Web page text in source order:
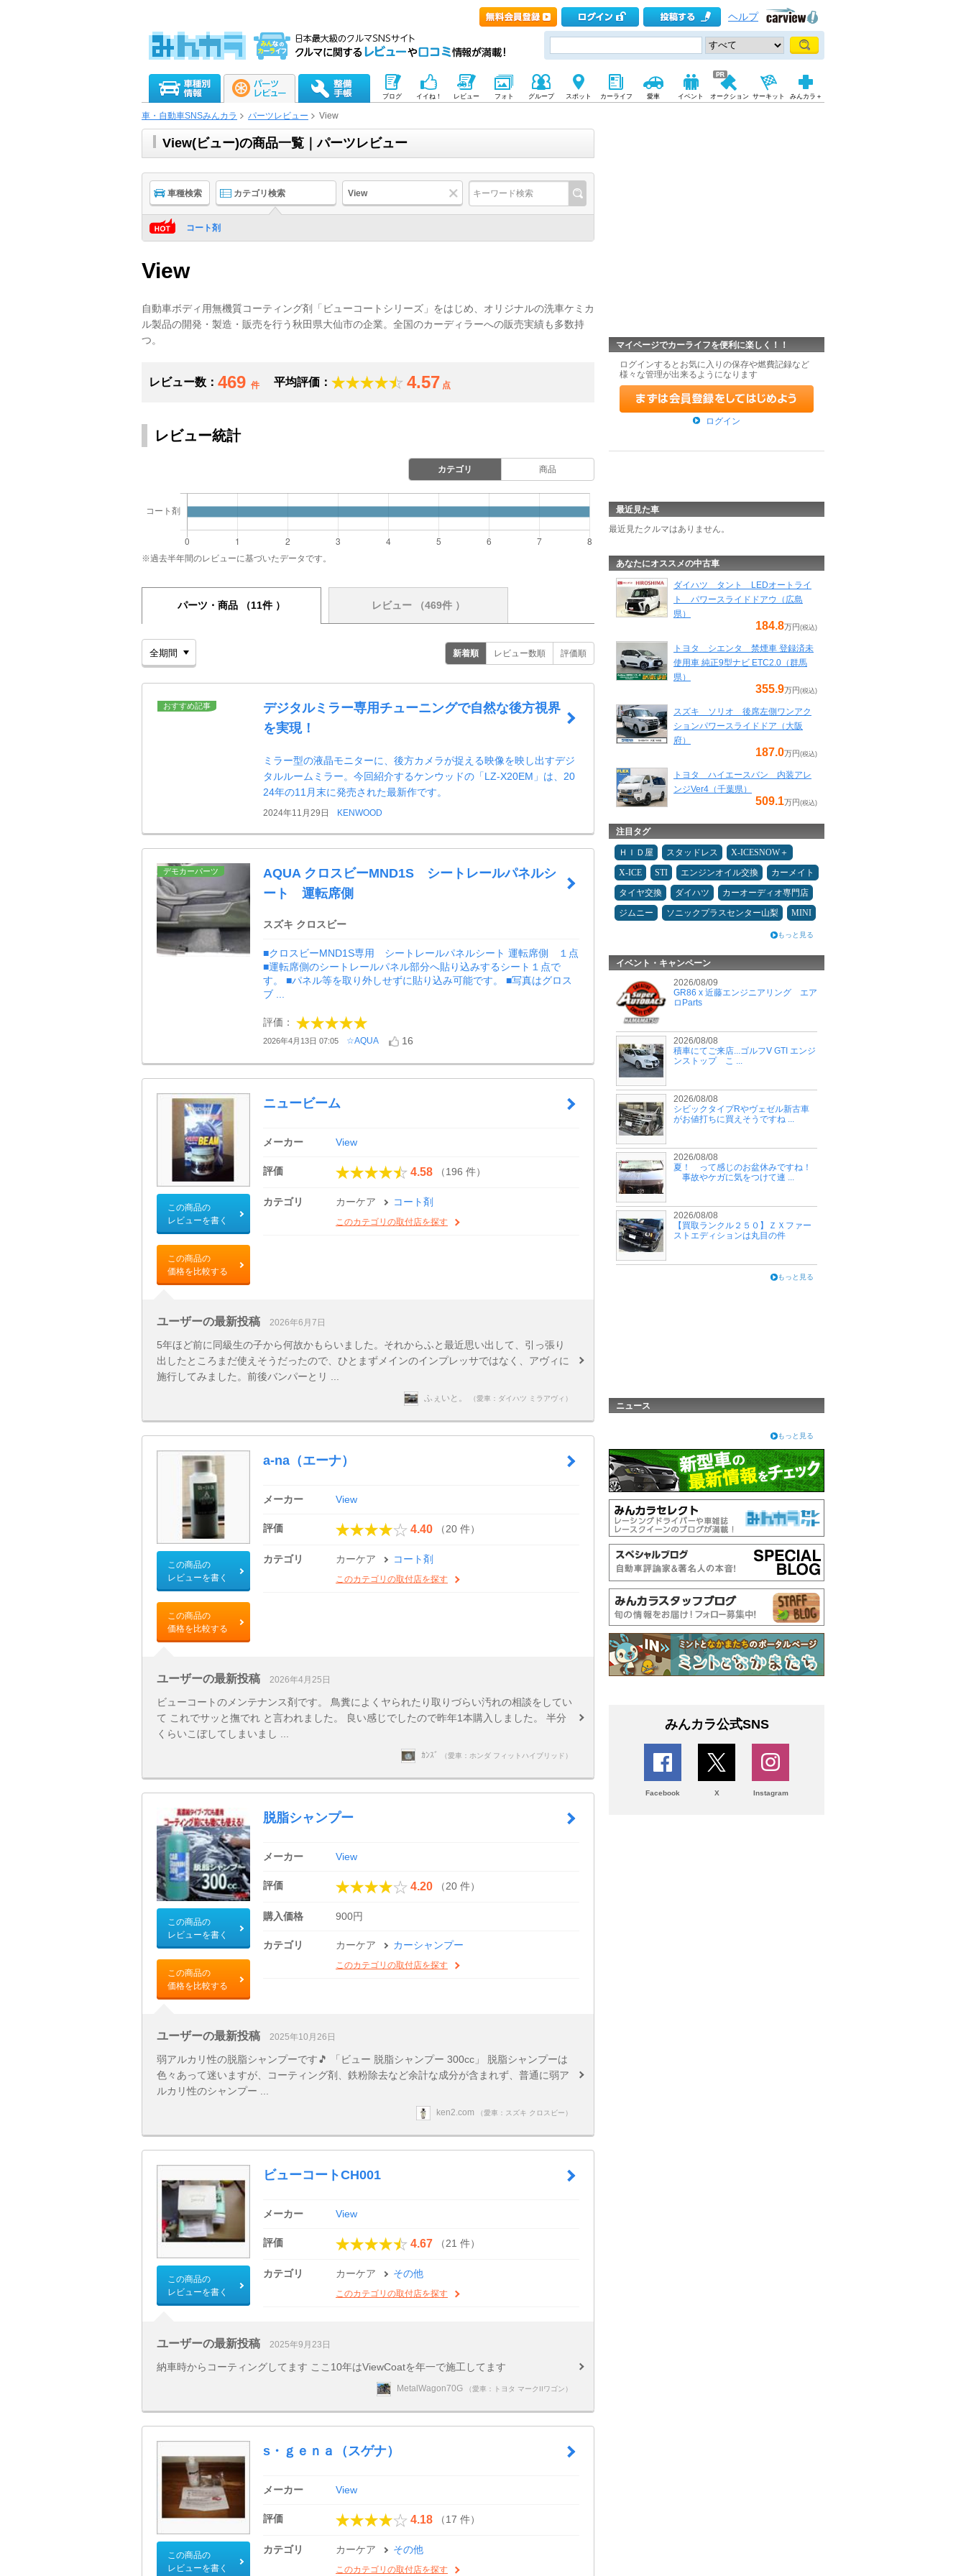
ヘルプ
ブログ イイね！ レビュー フォト グループ スポット カーライフ 愛車 イベント オークション サーキット みんカラ＋
車・自動車SNSみんカラ パーツレビュー View
View(ビュー)の商品一覧｜パーツレビュー
車種検索 カテゴリ検索 View
コート剤
View
自動車ボディ用無機質コーティング剤「ビューコートシリーズ」をはじめ、オリジナルの洗車ケミカ
ル製品の開発・製造・販売を行う秋田県大仙市の企業。全国のカーディラーへの販売実績も多数持
つ。
レビュー数： 469 件 平均評価： 4.57 点
レビュー統計
カテゴリ 商品
※過去半年間のレビューに基づいたデータです。
パーツ・商品 （11件 ） レビュー （469件 ）
新着順 レビュー数順 評価順
おすすめ記事
デジタルミラー専用チューニングで自然な後方視界
を実現！
ミラー型の液晶モニターに、後方カメラが捉える映像を映し出すデジ
タルルームミラー。今回紹介するケンウッドの「LZ-X20EM」は、20
24年の11月末に発売された最新作です。
2024年11月29日 KENWOOD
デモカーパーツ
AQUA クロスビーMND1S シートレールパネルシ
ート 運転席側
スズキ クロスビー
■クロスビーMND1S専用 シートレールパネルシート 運転席側 １点
■運転席側のシートレールパネル部分へ貼り込みするシート１点で
す。 ■パネル等を取り外しせずに貼り込み可能です。 ■写真はグロス
ブ ...
評価：
2026年4月13日 07:05 ☆AQUA 16
この商品の
レビューを書く
この商品の
価格を比較する
ニュービーム
メーカー View
評価 4.58 （196 件）
カテゴリ カーケア コート剤
このカテゴリの取付店を探す
ユーザーの最新投稿 2026年6月7日
5年ほど前に同級生の子から何故かもらいました。それからふと最近思い出して、引っ張り
出したところまだ使えそうだったので、ひとまずメインのインプレッサではなく、アヴィに
施行してみました。前後バンパーとリ ...
ふぇいと。 （愛車：ダイハツ ミラアヴィ）
この商品の
レビューを書く
この商品の
価格を比較する
a-na（エーナ）
メーカー View
評価 4.40 （20 件）
カテゴリ カーケア コート剤
このカテゴリの取付店を探す
ユーザーの最新投稿 2026年4月25日
ビューコートのメンテナンス剤です。 鳥糞によくヤられたり取りづらい汚れの相談をしてい
て これでサッと撫でれ と言われました。 良い感じでしたので昨年1本購入しました。 半分
くらいこぼしてしまいまし ...
ｶﾝｽﾞ （愛車：ホンダ フィットハイブリッド）
この商品の
レビューを書く
この商品の
価格を比較する
脱脂シャンプー
メーカー View
評価 4.20 （20 件）
購入価格 900円
カテゴリ カーケア カーシャンプー
このカテゴリの取付店を探す
ユーザーの最新投稿 2025年10月26日
弱アルカリ性の脱脂シャンプーです🎵 「ビュー 脱脂シャンプー 300cc」 脱脂シャンプーは
色々あって迷いますが、コーティング剤、鉄粉除去など余計な成分が含まれず、普通に弱ア
ルカリ性のシャンプー ...
ken2.com （愛車：スズキ クロスビー）
この商品の
レビューを書く
ビューコートCH001
メーカー View
評価 4.67 （21 件）
カテゴリ カーケア その他
このカテゴリの取付店を探す
ユーザーの最新投稿 2025年9月23日
納車時からコーティングしてます ここ10年はViewCoatを年一で施工してます
MetalWagon70G （愛車：トヨタ マークIIワゴン）
この商品の
レビューを書く
s・ｇｅｎａ（スゲナ）
メーカー View
評価 4.18 （17 件）
カテゴリ カーケア その他
このカテゴリの取付店を探す
マイページでカーライフを便利に楽しく！！
ログインするとお気に入りの保存や燃費記録など
様々な管理が出来るようになります
ログイン
最近見た車
最近見たクルマはありません。
あなたにオススメの中古車
ダイハツ タント LEDオートライ
ト パワースライドドアウ（広島
県）
184.8万円(税込)
トヨタ シエンタ 禁煙車 登録済未
使用車 純正9型ナビ ETC2.0（群馬
県）
355.9万円(税込)
スズキ ソリオ 後席左側ワンアク
ションパワースライドドア（大阪
府）
187.0万円(税込)
トヨタ ハイエースバン 内装アレ
ンジVer4（千葉県）
509.1万円(税込)
注目タグ
ＨＩＤ屋 スタッドレス
X-ICESNOW＋
X-ICE
STI エンジンオイル交換
カーメイト
タイヤ交換
ダイハツ
カーオーディオ専門店
ジムニー
ソニックプラスセンター山梨 MINI
もっと見る
イベント・キャンペーン
2026/08/09
GR86 x 近藤エンジニアリング エア
ロParts
2026/08/08
積車にてご来店...ゴルフⅤ GTI エンジ
ンストップ こ ...
2026/08/08
シビックタイプRやヴェゼル新古車
がお値打ちに買えそうですね ...
2026/08/08
夏！ って感じのお盆休みですね！
事故やケガに気をつけて連 ...
2026/08/08
【買取ランクル２５０】ＺＸファー
ストエディションは丸目の件
もっと見る
ニュース
もっと見る
みんカラ公式SNS
Facebook X Instagram